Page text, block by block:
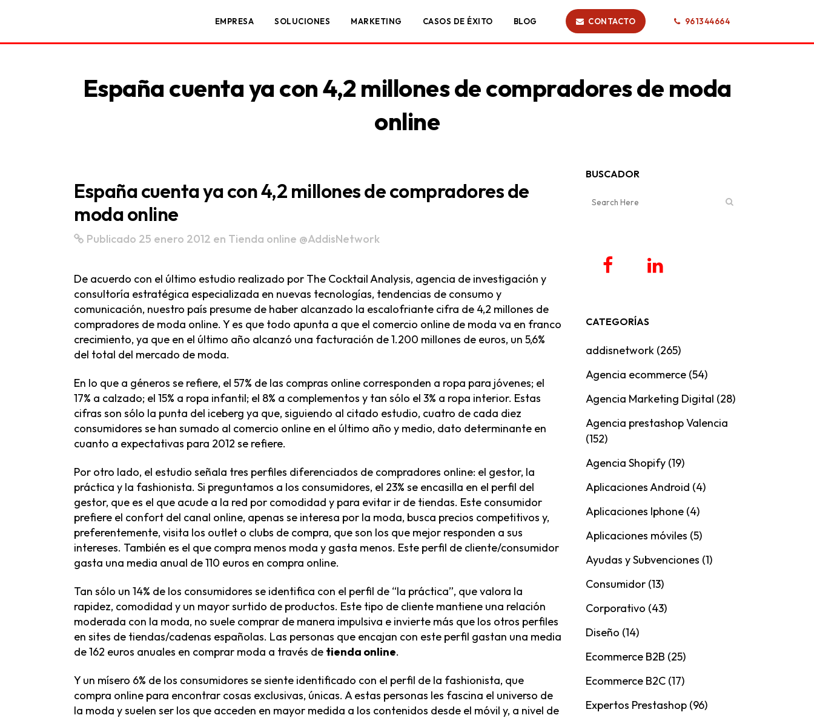
EMPRESA SOLUCIONES MARKETING CASOS DE ÉXITO BLOG CONTACTO 961344664
España cuenta ya con 4,2 millones de compradores de moda
online
España cuenta ya con 4,2 millones de compradores de
moda online
Publicado 25 enero 2012 en Tienda online @AddisNetwork
De acuerdo con el último estudio realizado por The Cocktail Analysis, agencia de investigación y
consultoría estratégica especializada en nuevas tecnologías, tendencias de consumo y
comunicación, nuestro país presume de haber alcanzado la escalofriante cifra de 4,2 millones de
compradores de moda online. Y es que todo apunta a que el comercio online de moda va en franco
crecimiento, ya que en el último año alcanzó una facturación de 1.200 millones de euros, un 5,6%
del total del mercado de moda.
En lo que a géneros se refiere, el 57% de las compras online corresponden a ropa para jóvenes; el
17% a calzado; el 15% a ropa infantil; el 8% a complementos y tan sólo el 3% a ropa interior. Estas
cifras son sólo la punta del iceberg ya que, siguiendo al citado estudio, cuatro de cada diez
consumidores se han sumado al comercio online en el último año y medio, dato determinante en
cuanto a expectativas para 2012 se refiere.
Por otro lado, el estudio señala tres perfiles diferenciados de compradores online: el gestor, la
práctica y la fashionista. Si preguntamos a los consumidores, el 23% se encasilla en el perfil del
gestor, que es el que acude a la red por comodidad y para evitar ir de tiendas. Este consumidor
prefiere el confort del canal online, apenas se interesa por la moda, busca precios competitivos y,
preferentemente, visita los outlet o clubs de compra, que son los que mejor responden a sus
intereses. También es el que compra menos moda y gasta menos. Este perfil de cliente/consumidor
gasta una media anual de 110 euros en compra online.
Tan sólo un 14% de los consumidores se identifica con el perfil de “la práctica”, que valora la
rapidez, comodidad y un mayor surtido de productos. Este tipo de cliente mantiene una relación
moderada con la moda, no suele comprar de manera impulsiva e invierte más que los otros perfiles
en sites de tiendas/cadenas españolas. Las personas que encajan con este perfil gastan una media
de 162 euros anuales en comprar moda a través de tienda online.
Y un mísero 6% de los consumidores se siente identificado con el perfil de la fashionista, que
compra online para encontrar cosas exclusivas, únicas. A estas personas les fascina el universo de
la moda y suelen ser los que acceden en mayor medida a los contenidos desde el móvil y, a nivel de
BUSCADOR
CATEGORÍAS
addisnetwork (265)
Agencia ecommerce (54)
Agencia Marketing Digital (28)
Agencia prestashop Valencia
(152)
Agencia Shopify (19)
Aplicaciones Android (4)
Aplicaciones Iphone (4)
Aplicaciones móviles (5)
Ayudas y Subvenciones (1)
Consumidor (13)
Corporativo (43)
Diseño (14)
Ecommerce B2B (25)
Ecommerce B2C (17)
Expertos Prestashop (96)